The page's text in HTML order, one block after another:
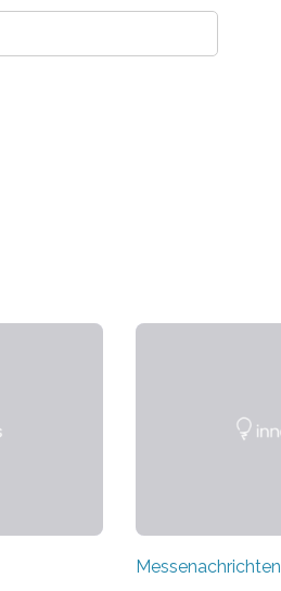
Messenachrichten